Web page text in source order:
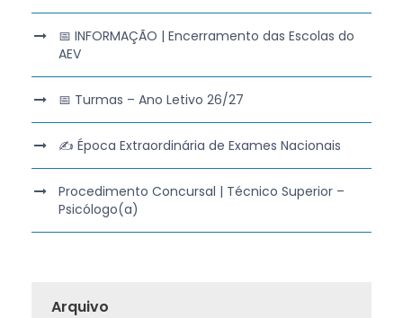
📅 INFORMAÇÃO | Encerramento das Escolas do
AEV
📅 Turmas – Ano Letivo 26/27
✍️ Época Extraordinária de Exames Nacionais
Procedimento Concursal | Técnico Superior –
Psicólogo(a)
Arquivo